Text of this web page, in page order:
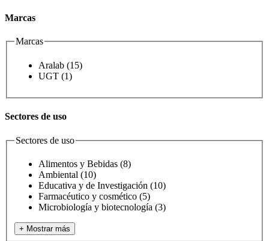
Marcas
Marcas
Aralab (15)
UGT (1)
Sectores de uso
Sectores de uso
Alimentos y Bebidas (8)
Ambiental (10)
Educativa y de Investigación (10)
Farmacéutico y cosmético (5)
Microbiología y biotecnología (3)
+ Mostrar más